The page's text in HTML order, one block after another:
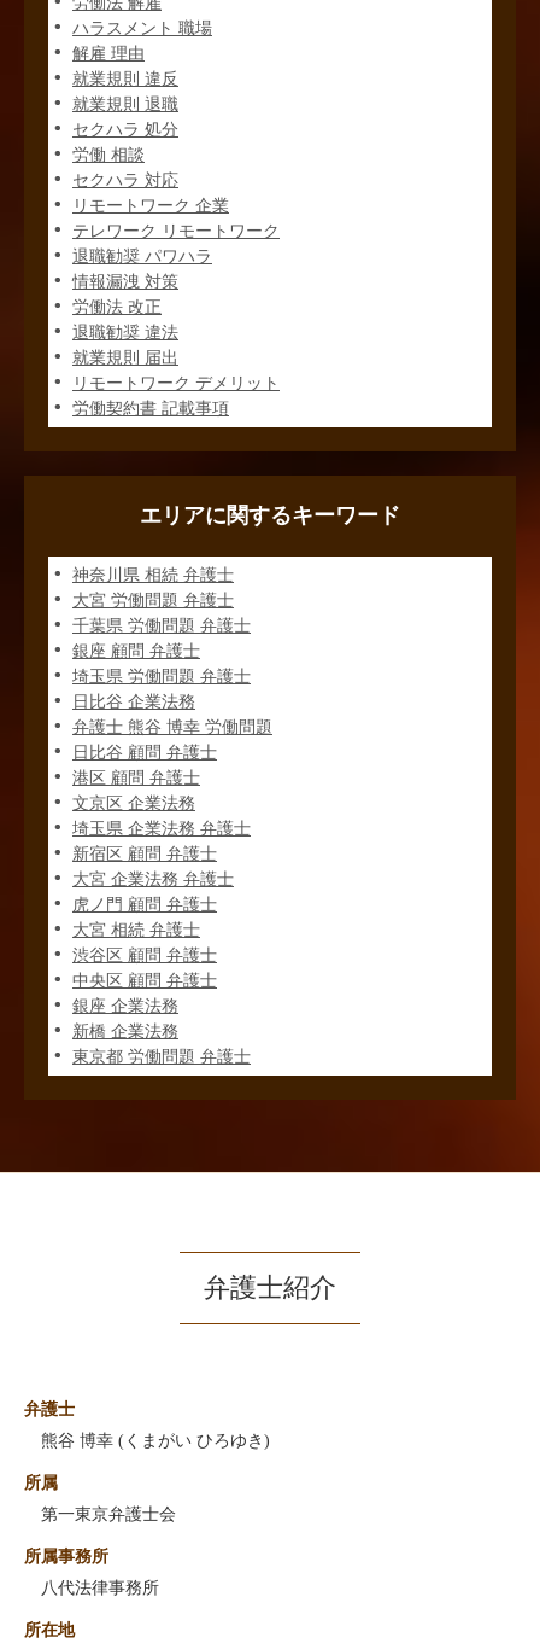
ハラスメント 職場
解雇 理由
就業規則 違反
就業規則 退職
セクハラ 処分
労働 相談
セクハラ 対応
リモートワーク 企業
テレワーク リモートワーク
退職勧奨 パワハラ
情報漏洩 対策
労働法 改正
退職勧奨 違法
就業規則 届出
リモートワーク デメリット
労働契約書 記載事項
エリアに関するキーワード
神奈川県 相続 弁護士
大宮 労働問題 弁護士
千葉県 労働問題 弁護士
銀座 顧問 弁護士
埼玉県 労働問題 弁護士
日比谷 企業法務
弁護士 熊谷 博幸 労働問題
日比谷 顧問 弁護士
港区 顧問 弁護士
文京区 企業法務
埼玉県 企業法務 弁護士
新宿区 顧問 弁護士
大宮 企業法務 弁護士
虎ノ門 顧問 弁護士
大宮 相続 弁護士
渋谷区 顧問 弁護士
中央区 顧問 弁護士
銀座 企業法務
新橋 企業法務
東京都 労働問題 弁護士
弁護士紹介
弁護士
熊谷 博幸 (くまがい ひろゆき)
所属
第一東京弁護士会
所属事務所
八代法律事務所
所在地